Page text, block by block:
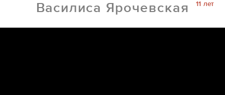
Василиса Ярочевская 11 лет